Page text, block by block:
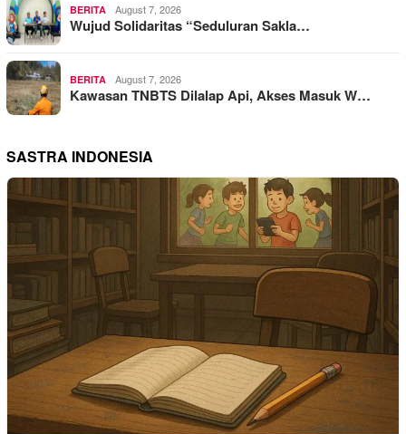
BERITA August 7, 2026
Wujud Solidaritas “Seduluran Sakla…
BERITA August 7, 2026
Kawasan TNBTS Dilalap Api, Akses Masuk W…
SASTRA INDONESIA